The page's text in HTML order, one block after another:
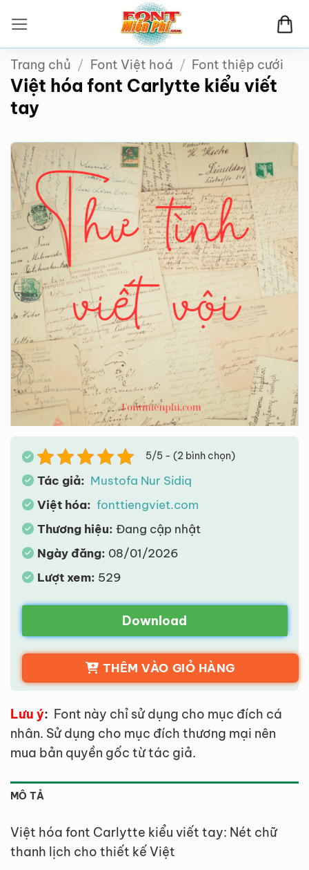
qua
nội
dung
Trang chủ / Font Việt hoá / Font thiệp cưới
Việt hóa font Carlytte kiểu viết
tay
5/5 - (2 bình chọn)
Tác giả: Mustofa Nur Sidiq
Việt hóa: fonttiengviet.com
Thương hiệu: Đang cập nhật
Ngày đăng: 08/01/2026
Lượt xem: 529
Download
THÊM VÀO GIỎ HÀNG
Lưu ý: Font này chỉ sử dụng cho mục đích cá
nhân. Sử dụng cho mục đích thương mại nên
mua bản quyền gốc từ tác giả.
MÔ TẢ
Việt hóa font Carlytte kiểu viết tay: Nét chữ
thanh lịch cho thiết kế Việt